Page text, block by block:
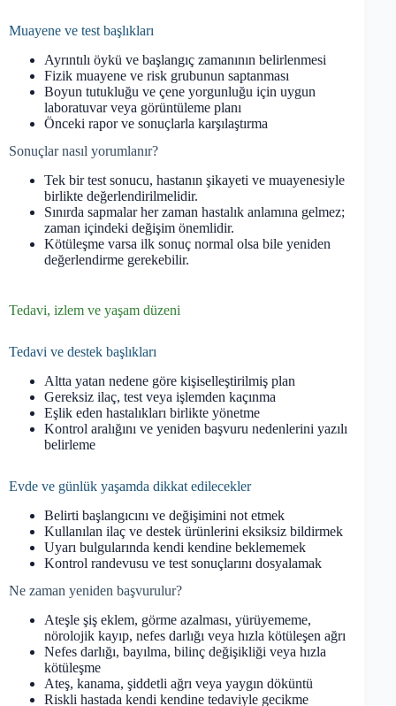
Muayene ve test başlıkları
Ayrıntılı öykü ve başlangıç zamanının belirlenmesi
Fizik muayene ve risk grubunun saptanması
Boyun tutukluğu ve çene yorgunluğu için uygun
laboratuvar veya görüntüleme planı
Önceki rapor ve sonuçlarla karşılaştırma
Sonuçlar nasıl yorumlanır?
Tek bir test sonucu, hastanın şikayeti ve muayenesiyle
birlikte değerlendirilmelidir.
Sınırda sapmalar her zaman hastalık anlamına gelmez;
zaman içindeki değişim önemlidir.
Kötüleşme varsa ilk sonuç normal olsa bile yeniden
değerlendirme gerekebilir.
Tedavi, izlem ve yaşam düzeni
Tedavi ve destek başlıkları
Altta yatan nedene göre kişiselleştirilmiş plan
Gereksiz ilaç, test veya işlemden kaçınma
Eşlik eden hastalıkları birlikte yönetme
Kontrol aralığını ve yeniden başvuru nedenlerini yazılı
belirleme
Evde ve günlük yaşamda dikkat edilecekler
Belirti başlangıcını ve değişimini not etmek
Kullanılan ilaç ve destek ürünlerini eksiksiz bildirmek
Uyarı bulgularında kendi kendine beklememek
Kontrol randevusu ve test sonuçlarını dosyalamak
Ne zaman yeniden başvurulur?
Ateşle şiş eklem, görme azalması, yürüyememe,
nörolojik kayıp, nefes darlığı veya hızla kötüleşen ağrı
Nefes darlığı, bayılma, bilinç değişikliği veya hızla
kötüleşme
Ateş, kanama, şiddetli ağrı veya yaygın döküntü
Riskli hastada kendi kendine tedaviyle gecikme